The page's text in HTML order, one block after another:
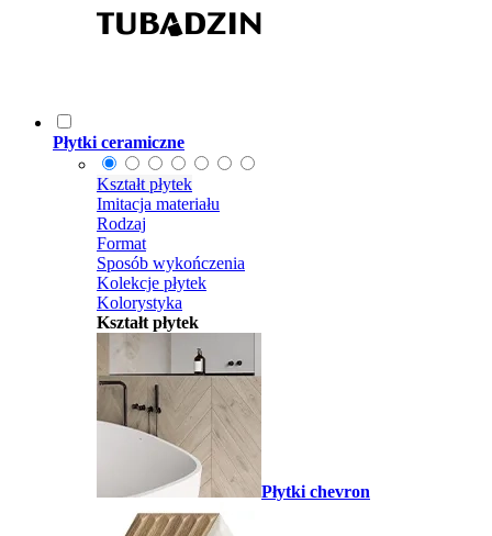
Płytki ceramiczne
Kształt płytek
Imitacja materiału
Rodzaj
Format
Sposób wykończenia
Kolekcje płytek
Kolorystyka
Kształt płytek
Płytki chevron